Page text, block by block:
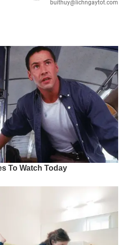
buithuy@lichngaytot.com